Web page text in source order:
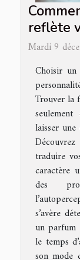
reflète
Mardi 9
Choisir
Trouver la
laisser
traduire
caractère
des
s’avère
un parfum
le temps
son mode